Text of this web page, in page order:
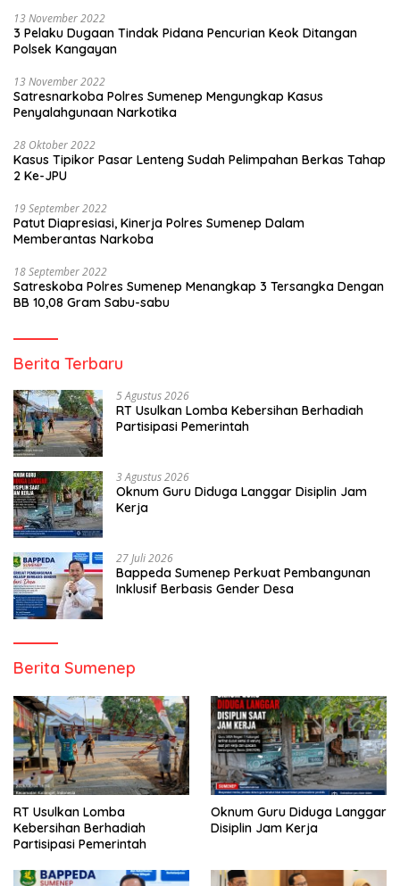
13 November 2022
3 Pelaku Dugaan Tindak Pidana Pencurian Keok Ditangan
Polsek Kangayan
13 November 2022
Satresnarkoba Polres Sumenep Mengungkap Kasus
Penyalahgunaan Narkotika
28 Oktober 2022
Kasus Tipikor Pasar Lenteng Sudah Pelimpahan Berkas Tahap
2 Ke-JPU
19 September 2022
Patut Diapresiasi, Kinerja Polres Sumenep Dalam
Memberantas Narkoba
18 September 2022
Satreskoba Polres Sumenep Menangkap 3 Tersangka Dengan
BB 10,08 Gram Sabu-sabu
Berita Terbaru
5 Agustus 2026
RT Usulkan Lomba Kebersihan Berhadiah
Partisipasi Pemerintah
3 Agustus 2026
Oknum Guru Diduga Langgar Disiplin Jam
Kerja
27 Juli 2026
Bappeda Sumenep Perkuat Pembangunan
Inklusif Berbasis Gender Desa
Berita Sumenep
RT Usulkan Lomba
Kebersihan Berhadiah
Partisipasi Pemerintah
Oknum Guru Diduga Langgar
Disiplin Jam Kerja